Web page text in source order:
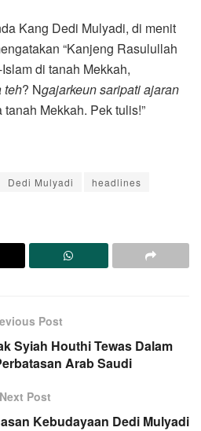
Kang Dedi Mulyadi, di menit
“Kanjeng Rasulullah
di tanah Mekkah,
teh? Ngajarkeun saripati ajaran
Mekkah. Pek tulis!”
Dedi Mulyadi
headlines
Post
Syiah Houthi Tewas Dalam
Arab Saudi
Next Post
Kebudayaan Dedi Mulyadi